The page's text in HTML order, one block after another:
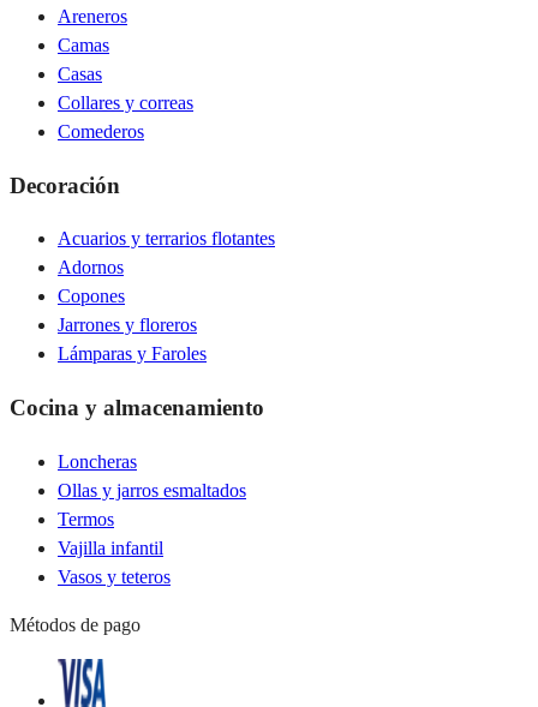
Areneros
Camas
Casas
Collares y correas
Comederos
Decoración
Acuarios y terrarios flotantes
Adornos
Copones
Jarrones y floreros
Lámparas y Faroles
Cocina y almacenamiento
Loncheras
Ollas y jarros esmaltados
Termos
Vajilla infantil
Vasos y teteros
Métodos de pago